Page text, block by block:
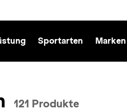
Sportarten Marken
121 Produkte